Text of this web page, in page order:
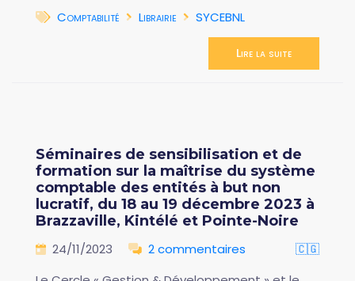
Comptabilité
Librairie SYCEBNL
Lire la suite
Séminaires de sensibilisation et de
formation sur la maîtrise du système
comptable des entités à but non
lucratif, du 18 au 19 décembre 2023 à
Brazzaville, Kintélé et Pointe-Noire
24/11/2023 2 commentaires
🇨🇬